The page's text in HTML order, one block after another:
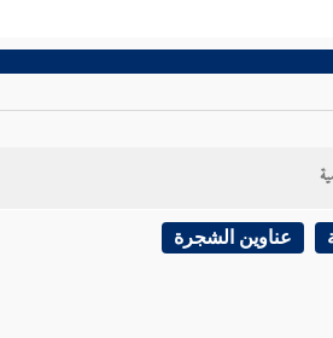
عناوين الشجرة